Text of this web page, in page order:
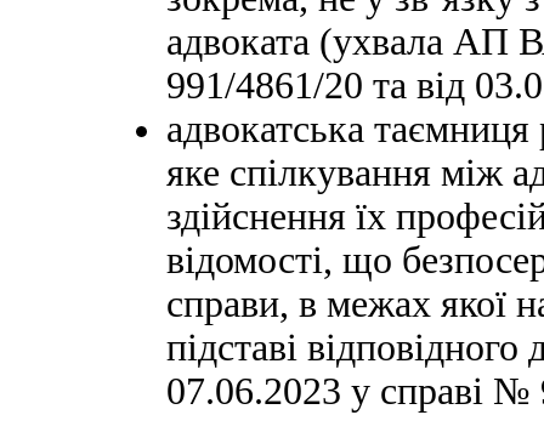
адвоката (ухвала АП
991/4861/20 та від
адвокатська
яке спілкування між
здійснення їх
відомості, що
справи, в межах якої
підставі
07.06.2023 у справі